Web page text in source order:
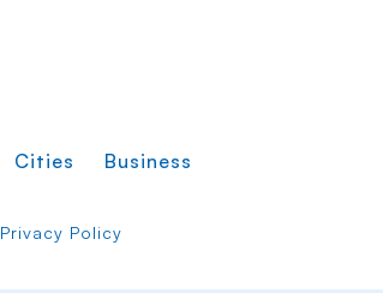
Cities Business
Privacy Policy